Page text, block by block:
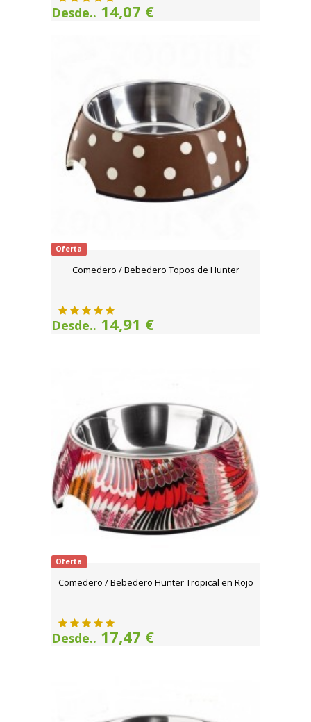
Desde.. 14,07 €
Oferta
Comedero / Bebedero Topos de Hunter
Desde.. 14,91 €
Oferta
Comedero / Bebedero Hunter Tropical en Rojo
Desde.. 17,47 €